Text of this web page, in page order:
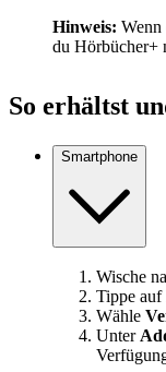
Hinweis: Wenn
du Hörbücher+
So erhältst
Smartphone
Wische
Tippe auf
Wähle
Unter